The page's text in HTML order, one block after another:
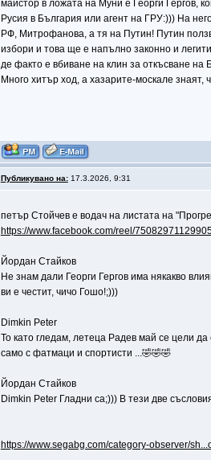
майстор в ложата на Муни е Георги Гергов,
Русия в България или агент на ГРУ:))) На
РФ, Митрофанова, а тя на Путин! Путин
избори и това ще е напълно законно и
де факто е вбиване на клин за откъсване
Много хитър ход, а хазарите-москале
Публикувано на:17.3.2026, 9:31
петър Стойчев е водач на листата на
https://www.facebook.com/reel/
Йордан Стайков
Не знам дали Георги Гергов има някакво
ви е честит, чичо Гошо!;)))
Dimkin Peter
То като гледам, летеца Радев май се цели
само с фатмаци и спортисти ...🤣🤣🤣
Йордан Стайков
Dimkin Peter Гладни са;))) В тези две
https://www.segabg.com/category-observer/